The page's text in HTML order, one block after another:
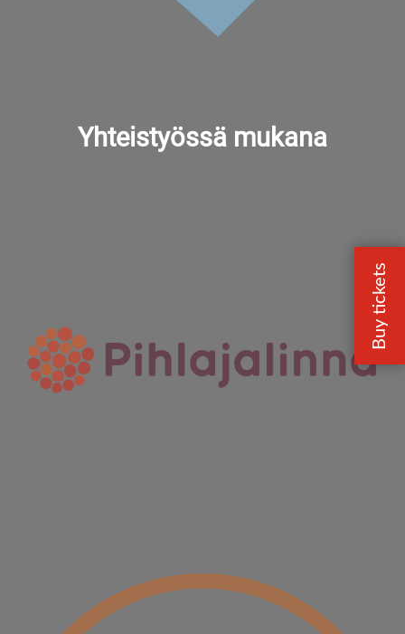
Yhteistyössä mukana